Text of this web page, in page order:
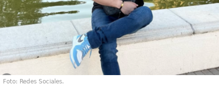
Foto: Redes Sociales.